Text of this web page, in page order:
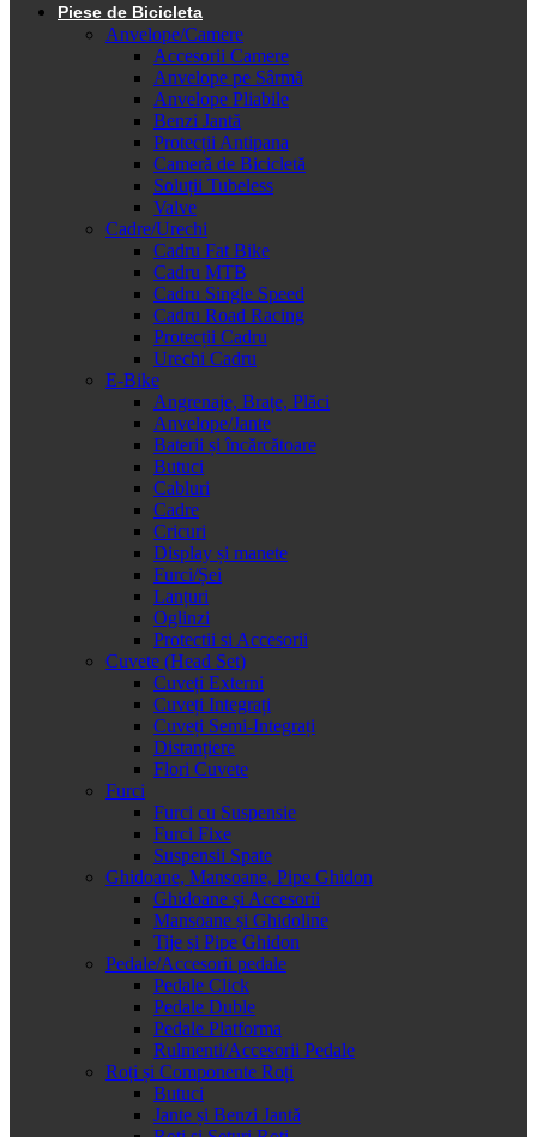
Piese de Bicicleta
Anvelope/Camere
Accesorii Camere
Anvelope pe Sârmă
Anvelope Pliabile
Benzi Jantă
Protecții Antipana
Cameră de Bicicletă
Soluții Tubeless
Valve
Cadre/Urechi
Cadru Fat Bike
Cadru MTB
Cadru Single Speed
Cadru Road Racing
Protecții Cadru
Urechi Cadru
E-Bike
Angrenaje, Brațe, Plăci
Anvelope/Jante
Baterii și încărcătoare
Butuci
Cabluri
Cadre
Cricuri
Display și manete
Furci/Șei
Lanțuri
Oglinzi
Protectii si Accesorii
Cuvete (Head Set)
Cuveți Externi
Cuveți Integrați
Cuveți Semi-Integrați
Distanțiere
Flori Cuvete
Furci
Furci cu Suspensie
Furci Fixe
Suspensii Spate
Ghidoane, Mansoane, Pipe Ghidon
Ghidoane și Accesorii
Mansoane și Ghidoline
Tije și Pipe Ghidon
Pedale/Accesorii pedale
Pedale Click
Pedale Duble
Pedale Platforma
Rulmenti/Accesorii Pedale
Roți și Componente Roți
Butuci
Jante și Benzi Jantă